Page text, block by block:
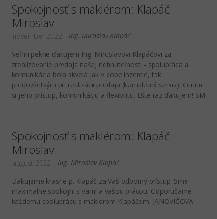
Spokojnosť s maklérom: Klapáč
Miroslav
Ing. Miroslav Klapáč
november 2022
Veľmi pekne ďakujem Ing. Miroslavovi Klapáčovi za
zrealizovanie predaja našej nehnuteľnosti - spolupráca a
komunikácia bola skvelá jak v dobe inzercie, tak
predovšetkým pri realizácii predaja (kompletný servis). Cením
si jeho prístup, komunikáciu a flexibilitu. Ešte raz ďakujem! SM
Spokojnosť s maklérom: Klapáč
Miroslav
Ing. Miroslav Klapáč
august 2022
Dakujeme krasne p. Klapáč za Vaš odborný prístup. Sme
maximalne spokojni s vami a vašou prácou. Odporučame
každemu spoluprácu s maklerom Klapáčom. JANOVIČOVA